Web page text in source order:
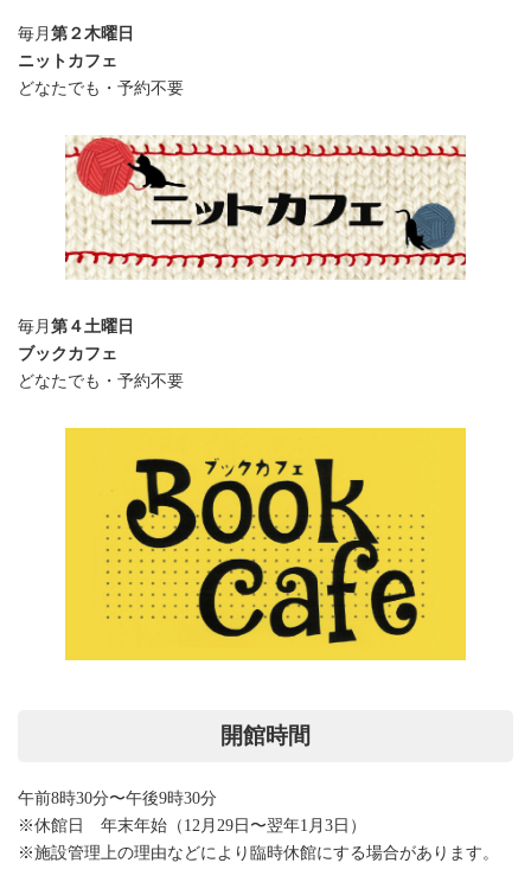
毎月 第２木曜日
ニットカフェ
どなたでも・予約不要
毎月 第４土曜日
ブックカフェ
どなたでも・予約不要
開館時間
午前8時30分〜午後9時30分
※休館日 年末年始（12月29日〜翌年1月3日）
※施設管理上の理由などにより臨時休館にする場合があります。